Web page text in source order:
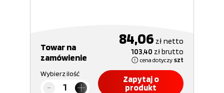
Towar na
zamówienie
84,06 złnetto
103,40 złbrutto
cena dotyczy szt
Wybierz ilość
Zapytaj o
produkt